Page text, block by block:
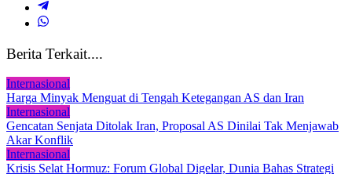
Berita Terkait....
Internasional
Harga Minyak Menguat di Tengah Ketegangan AS dan Iran
Internasional
Gencatan Senjata Ditolak Iran, Proposal AS Dinilai Tak Menjawab
Akar Konflik
Internasional
Krisis Selat Hormuz: Forum Global Digelar, Dunia Bahas Strategi